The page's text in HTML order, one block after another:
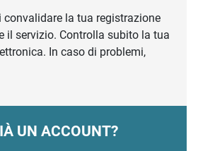
convalidare la tua registrazione
il servizio. Controlla subito la tua
In caso di problemi,
UN ACCOUNT?